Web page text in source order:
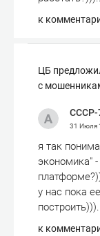
к
ЦБ
с
СССР-
31 Июля
я так
экономика"
у нас пока
к